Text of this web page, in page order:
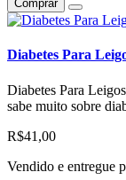
Comprar
Diabetes Para
Diabetes Para
sabe muito sobre
R$41,00
Vendido e entregue